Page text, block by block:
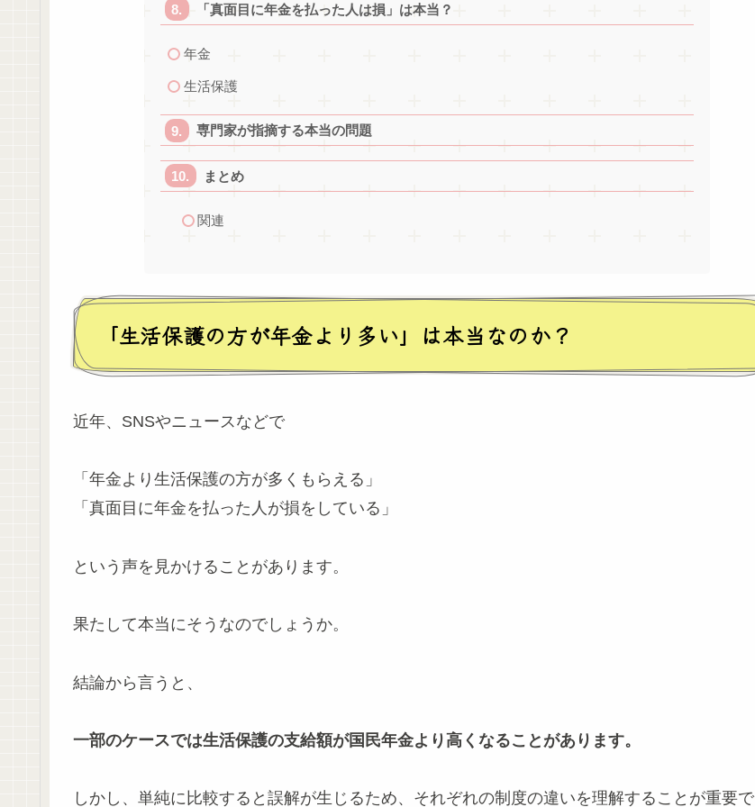
「真面目に年金を払った人は損」は本当？
年金
生活保護
専門家が指摘する本当の問題
まとめ
関連
「生活保護の方が年金より多い」は本当なのか？
近年、SNSやニュースなどで
「年金より生活保護の方が多くもらえる」
「真面目に年金を払った人が損をしている」
という声を見かけることがあります。
果たして本当にそうなのでしょうか。
結論から言うと、
一部のケースでは生活保護の支給額が国民年金より高くなることがあります。
しかし、単純に比較すると誤解が生じるため、それぞれの制度の違いを理解することが重要で